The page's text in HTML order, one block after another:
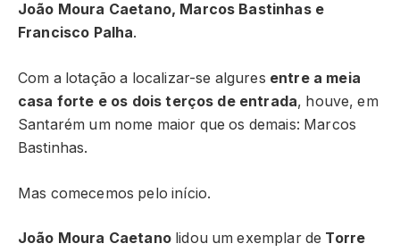
João Moura Caetano, Marcos Bastinhas e
Francisco Palha.
Com a lotação a localizar-se algures entre a meia
casa forte e os dois terços de entrada, houve, em
Santarém um nome maior que os demais: Marcos
Bastinhas.
Mas comecemos pelo início.
João Moura Caetanolidou um exemplar de Torre